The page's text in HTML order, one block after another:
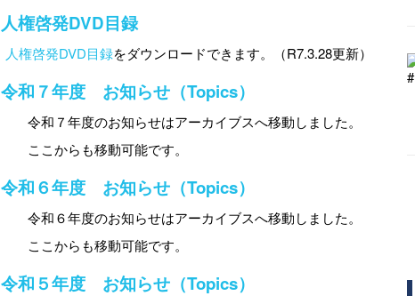
人権啓発DVD目録
人権啓発DVD目録をダウンロードできます。（R7.3.28更新）
令和７年度 お知らせ（Topics）
令和７年度のお知らせはアーカイブスへ移動しました。
ここからも移動可能です。
令和６年度 お知らせ（Topics）
令和６年度のお知らせはアーカイブスへ移動しました。
ここからも移動可能です。
令和５年度 お知らせ（Topics）